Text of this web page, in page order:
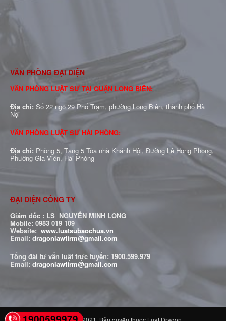
VĂN PHÒNG ĐẠI DIỆN
VĂN PHÒNG LUẬT SƯ TẠI QUẬN LONG BIÊN:
Địa chỉ: Số 22 ngõ 29 Phố Trạm, phường Long Biên, thành phố Hà
Nội
VĂN PHÒNG LUẬT SƯ HẢI PHÒNG:
Địa chỉ: Phòng 5, Tầng 5 Tòa nhà Khánh Hội, Đường Lê Hồng Phong,
Phường Gia Viên, Hải Phòng
ĐẠI DIỆN CÔNG TY
Giám đốc : LS NGUYỄN MINH LONG
Mobile: 0983 019 109
Website: www.luatsubaochua.vn
Email: dragonlawfirm@gmail.com
Tổng đài tư vấn luật trực tuyến: 1900.599.979
Email: dragonlawfirm@gmail.com